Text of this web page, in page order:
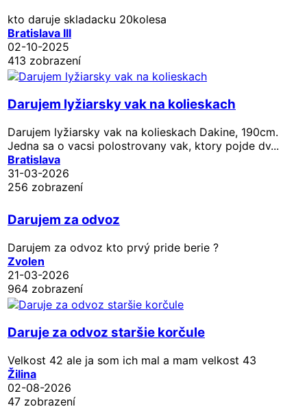
kto daruje skladacku 20kolesa
Bratislava III
02-10-2025
413 zobrazení
Darujem lyžiarsky vak na kolieskach
Darujem lyžiarsky vak na kolieskach Dakine, 190cm.
Jedna sa o vacsi polostrovany vak, ktory pojde dv...
Bratislava
31-03-2026
256 zobrazení
Darujem za odvoz
Darujem za odvoz kto prvý pride berie ?
Zvolen
21-03-2026
964 zobrazení
Daruje za odvoz staršie korčule
Velkost 42 ale ja som ich mal a mam velkost 43
Žilina
02-08-2026
47 zobrazení